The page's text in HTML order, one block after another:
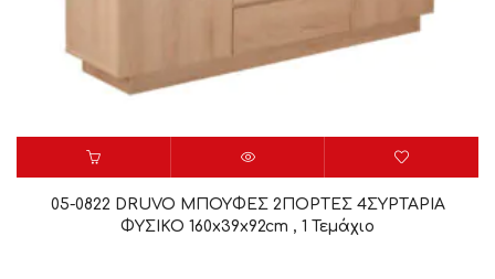
05-0822 DRUVO ΜΠΟΥΦΕΣ 2ΠΟΡΤΕΣ 4ΣΥΡΤΑΡΙΑ
ΦΥΣΙΚΟ 160x39x92cm , 1 Τεμάχιο